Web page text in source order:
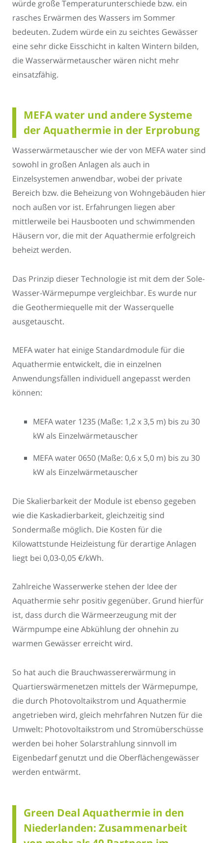
würde große Temperaturunterschiede bzw. ein
rasches Erwärmen des Wassers im Sommer
bedeuten. Zudem würde ein zu seichtes Gewässer
eine sehr dicke Eisschicht in kalten Wintern bilden,
die Wasserwärmetauscher wären nicht mehr
einsatzfähig.
MEFA water und andere Systeme
der Aquathermie in der Erprobung
Wasserwärmetauscher wie der von MEFA water sind
sowohl in großen Anlagen als auch in
Einzelsystemen anwendbar, wobei der private
Bereich bzw. die Beheizung von Wohngebäuden hier
noch außen vor ist. Erfahrungen liegen aber
mittlerweile bei Hausbooten und schwimmenden
Häusern vor, die mit der Aquathermie erfolgreich
beheizt werden.
Das Prinzip dieser Technologie ist mit dem der Sole-
Wasser-Wärmepumpe vergleichbar. Es wurde nur
die Geothermiequelle mit der Wasserquelle
ausgetauscht.
MEFA water hat einige Standardmodule für die
Aquathermie entwickelt, die in einzelnen
Anwendungsfällen individuell angepasst werden
können:
MEFA water 1235 (Maße: 1,2 x 3,5 m) bis zu 30
kW als Einzelwärmetauscher
MEFA water 0650 (Maße: 0,6 x 5,0 m) bis zu 30
kW als Einzelwärmetauscher
Die Skalierbarkeit der Module ist ebenso gegeben
wie die Kaskadierbarkeit, gleichzeitig sind
Sondermaße möglich. Die Kosten für die
Kilowattstunde Heizleistung für derartige Anlagen
liegt bei 0,03-0,05 €/kWh.
Zahlreiche Wasserwerke stehen der Idee der
Aquathermie sehr positiv gegenüber. Grund hierfür
ist, dass durch die Wärmeerzeugung mit der
Wärmpumpe eine Abkühlung der ohnehin zu
warmen Gewässer erreicht wird.
So hat auch die Brauchwassererwärmung in
Quartierswärmenetzen mittels der Wärmepumpe,
die durch Photovoltaikstrom und Aquathermie
angetrieben wird, gleich mehrfahren Nutzen für die
Umwelt: Photovoltaikstrom und Stromüberschüsse
werden bei hoher Solarstrahlung sinnvoll im
Eigenbedarf genutzt und die Oberflächengewässer
werden entwärmt.
Green Deal Aquathermie in den
Niederlanden: Zusammenarbeit